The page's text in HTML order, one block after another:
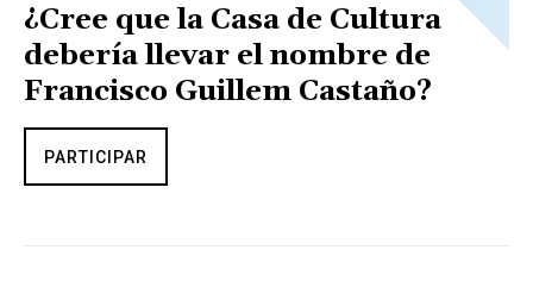
¿Cree que la Casa de Cultura
debería llevar el nombre de
Francisco Guillem Castaño?
PARTICIPAR